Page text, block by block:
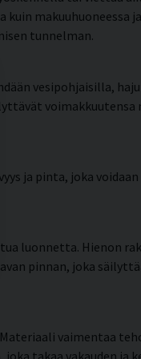
makuuhuoneessa
tunnelman.
vesipohjaisilla,
voimakkuutensa
ja pinta, joka
luonnetta. Hienon
pinnan, joka
vaimentaa
takaa vakauden ja